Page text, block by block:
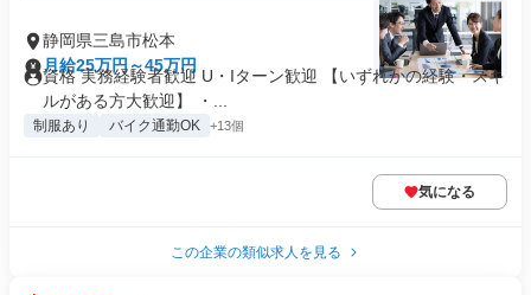
静岡県三島市松本
月給25万円～45万円
資格 実務経験者歓迎 U・Iターン歓迎 【いずれかの経験・スキ
ルがある方大歓迎】 ・...
制服あり バイク通勤OK +13個
気になる
この企業の類似求人を見る